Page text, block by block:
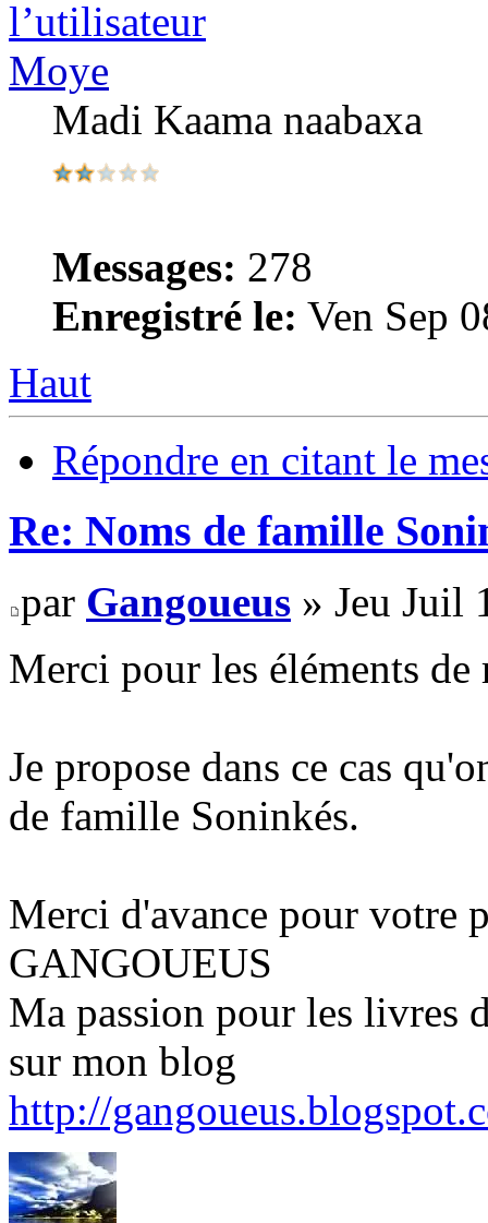
Moye
Madi Kaama naabaxa
Messages: 278
Enregistré le: Ven Sep
Haut
Répondre en citant le
Re: Noms de famille
par Gangoueus » Jeu Juil
Merci pour les éléments de
Je propose dans ce cas
de famille Soninkés.
Merci d'avance pour votre
GANGOUEUS
Ma passion pour les livres
sur mon blog
http://